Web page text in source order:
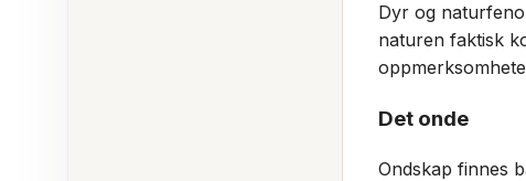
Dyr og
naturen faktisk
Det onde
Ondskap finnes